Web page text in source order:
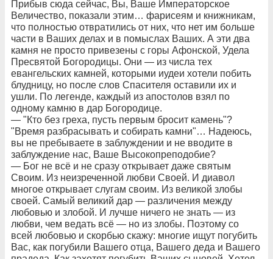
Прибыв сюда сейчас, Вы, Ваше Императорское
Величество, показали этим… фарисеям и книжникам,
что полностью отвратились от них, что нет им больше
части в Ваших делах и в помыслах Ваших. А эти два
камня не просто привезены с горы Афонской, Удела
Пресвятой Богородицы. Они — из числа тех
евангельских камней, которыми иудеи хотели побить
блудницу, но после слов Спасителя оставили их и
ушли. По легенде, каждый из апостолов взял по
одному камню в дар Богородице.
— "Кто без греха, пусть первым бросит камень"?
"Время разбрасывать и собирать камни"… Надеюсь,
вы не пребываете в заблуждении и не вводите в
заблуждение нас, Ваше Высокопреподобие?
— Бог не всё и не сразу открывает даже святым
Своим. Из неизреченной любви Своей. И диавол
многое открывает слугам своим. Из великой злобы
своей. Самый великий дар — различения между
любовью и злобой. И лучше ничего не знать — из
любви, чем ведать всё — но из злобы. Поэтому со
всей любовью и скорбью скажу: многие ищут погубить
Вас, как погубили Вашего отца, Вашего деда и Вашего